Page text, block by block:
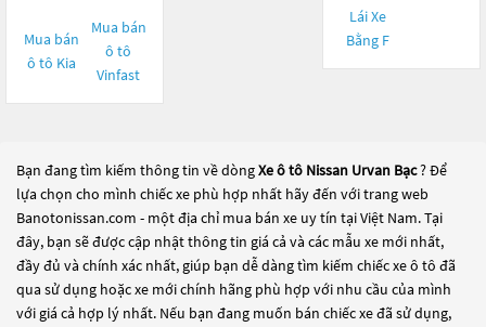
Mua bán
ô tô Kia
Mua bán
ô tô
Vinfast
Lái Xe
Bằng F
Bạn đang tìm kiếm thông tin về dòngXe ô tô Nissan Urvan Bạc? Để
lựa chọn cho mình chiếc xe phù hợp nhất hãy đến với trang web
Banotonissan.com - một địa chỉ mua bán xe uy tín tại Việt Nam. Tại
đây, bạn sẽ được cập nhật thông tin giá cả và các mẫu xe mới nhất,
đầy đủ và chính xác nhất, giúp bạn dễ dàng tìm kiếm chiếc xe ô tô đã
qua sử dụng hoặc xe mới chính hãng phù hợp với nhu cầu của mình
với giá cả hợp lý nhất. Nếu bạn đang muốn bán chiếc xe đã sử dụng,